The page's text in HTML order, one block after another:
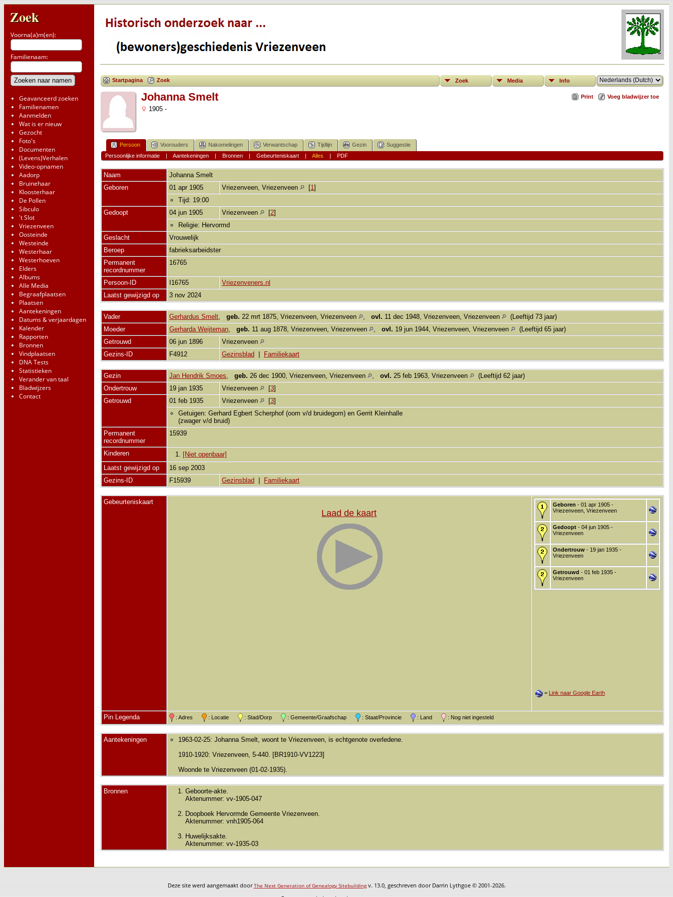
Zoek
Voorna(a)m(en):
Familienaam:
Geavanceerd zoeken
Familienamen
Aanmelden
Wat is er nieuw
Gezocht
Foto's
Documenten
(Levens)Verhalen
Video-opnamen
Aadorp
Bruinehaar
Kloosterhaar
De Pollen
Sibculo
't Slot
Vriezenveen
Oosteinde
Westeinde
Westerhaar
Westerhoeven
Elders
Albums
Alle Media
Begraafplaatsen
Plaatsen
Aantekeningen
Datums & verjaardagen
Kalender
Rapporten
Bronnen
Vindplaatsen
DNA Tests
Statistieken
Verander van taal
Bladwijzers
Contact
Startpagina Zoek Zoek Media Info
Print Voeg bladwijzer toe
Johanna Smelt
1905 -
Persoon Voorouders Nakomelingen Verwantschap Tijdlijn Gezin
Suggestie
Persoonlijke informatie| Aantekeningen| Bronnen| Gebeurteniskaart| Alles | PDF
Naam Johanna Smelt
Geboren
01 apr 1905 Vriezenveen, Vriezenveen [1]
Tijd: 19:00
Gedoopt
04 jun 1905 Vriezenveen [2]
Religie: Hervormd
Geslacht
Vrouwelijk
Beroep
fabrieksarbeidster
Permanent
recordnummer
16765
Persoon-ID I16765
Vriezenveners.nl
Laatst gewijzigd op
3 nov 2024
Vader Gerhardus Smelt, geb. 22 mrt 1875, Vriezenveen, Vriezenveen , ovl. 11 dec 1948, Vriezenveen, Vriezenveen
(Leeftijd 73 jaar)
Moeder
Gerharda Weijteman, geb. 11 aug 1878, Vriezenveen, Vriezenveen , ovl. 19 jun 1944, Vriezenveen, Vriezenveen
(Leeftijd 65 jaar)
Getrouwd
06 jun 1896
Vriezenveen
Gezins-ID
F4912 Gezinsblad Familiekaart
Gezin Jan Hendrik Smoes, geb. 26 dec 1900, Vriezenveen, Vriezenveen , ovl. 25 feb 1963, Vriezenveen
(Leeftijd 62 jaar)
Ondertrouw
19 jan 1935 Vriezenveen [3]
Getrouwd
01 feb 1935 Vriezenveen [3]
Getuigen: Gerhard Egbert Scherphof (oom v/d bruidegom) en Gerrit Kleinhalle
(zwager v/d bruid)
Permanent
recordnummer
15939
Kinderen 1. [Niet openbaar]
Laatst gewijzigd op
16 sep 2003
Gezins-ID
F15939 Gezinsblad Familiekaart
Gebeurteniskaart
Laad de kaart
Geboren - 01 apr 1905 -
Vriezenveen, Vriezenveen
Gedoopt - 04 jun 1905 -
Vriezenveen
Ondertrouw - 19 jan 1935 -
Vriezenveen
Getrouwd - 01 feb 1935 -
Vriezenveen
= Link naar Google Earth
Pin Legenda : Adres : Locatie : Stad/Dorp : Gemeente/Graafschap : Staat/Provincie : Land : Nog niet ingesteld
Aantekeningen
1963-02-25: Johanna Smelt, woont te Vriezenveen, is echtgenote overledene.
1910-1920: Vriezenveen, 5-440. [BR1910-VV1223]
Woonde te Vriezenveen (01-02-1935).
Bronnen
Geboorte-akte.
Aktenummer: vv-1905-047
Doopboek Hervormde Gemeente Vriezenveen.
Aktenummer: vnh1905-064
Huwelijksakte.
Aktenummer: vv-1935-03
Deze site werd aangemaakt doorThe Next Generation of Genealogy Sitebuildingv. 13.0, geschreven door Darrin Lythgoe © 2001-2026.